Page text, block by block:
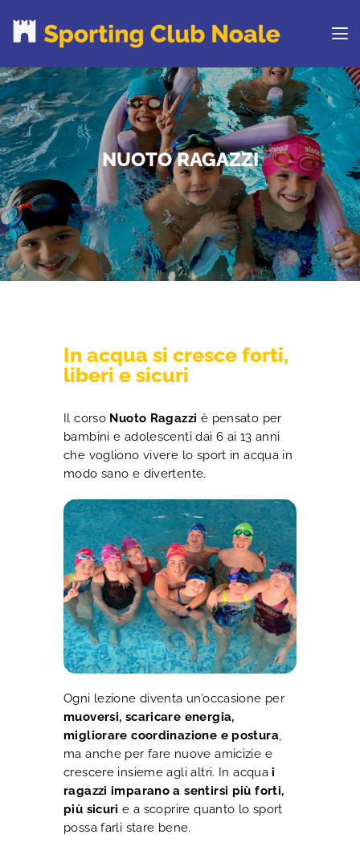
PROVA IL CLUB
CORSI
ORARI
CENTRI ESTIVI
NEWS DAL BLOG
CONTATTI
REGOLAMENTO
RINNOVA ONLINE
NUOTO RAGAZZI
In acqua si cresce forti,
liberi e sicuri
Il corso Nuoto Ragazzi è pensato per
bambini e adolescenti dai 6 ai 13 anni
che vogliono vivere lo sport in acqua in
modo sano e divertente.
Ogni lezione diventa un’occasione per
muoversi, scaricare energia,
migliorare coordinazione e postura,
ma anche per fare nuove amicizie e
crescere insieme agli altri. In acqua i
ragazzi imparano a sentirsi più forti,
più sicuri e a scoprire quanto lo sport
possa farli stare bene.